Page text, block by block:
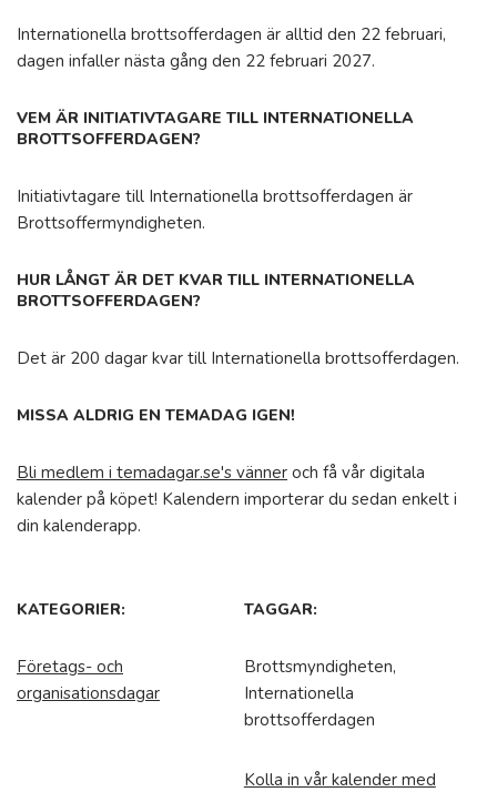
Internationella brottsofferdagen är alltid den 22 februari,
dagen infaller nästa gång den 22 februari 2027.
VEM ÄR INITIATIVTAGARE TILL INTERNATIONELLA
BROTTSOFFERDAGEN?
Initiativtagare till Internationella brottsofferdagen är
Brottsoffermyndigheten.
HUR LÅNGT ÄR DET KVAR TILL INTERNATIONELLA
BROTTSOFFERDAGEN?
Det är 200 dagar kvar till Internationella brottsofferdagen.
MISSA ALDRIG EN TEMADAG IGEN!
Bli medlem i temadagar.se's vänner och få vår digitala
kalender på köpet! Kalendern importerar du sedan enkelt i
din kalenderapp.
KATEGORIER:
Företags- och
organisationsdagar
TAGGAR:
Brottsmyndigheten,
Internationella
brottsofferdagen
Kolla in vår kalender med